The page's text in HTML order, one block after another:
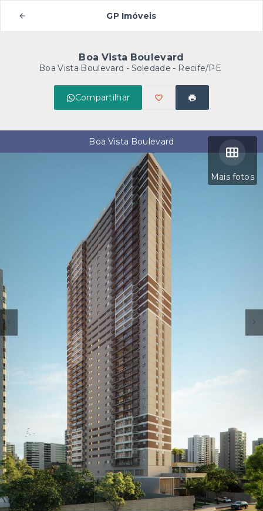
GP Imóveis
Boa Vista Boulevard
Boa Vista Boulevard - Soledade - Recife/PE
Compartilhar
Mais fotos
Boa Vista Boulevard